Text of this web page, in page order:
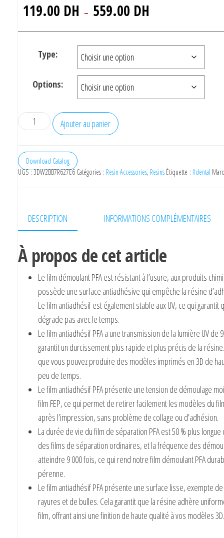
119.00 DH – 559.00 DH
prix :
119.00 DH
559.00 DH
Type:
Options:
Ajouter au panier
Download Catalog
UGS :3DW2BB7R627E6 Catégories : Resin Accessories, Resins Étiquette : #dental
DESCRIPTION INFORMATIONS COMPLÉMENTAIRES
À propos de cet article
Le film démoulant PFA est résistant à l’usure, aux produits
possède une surface antiadhésive qui empêche la résine
Le film antiadhésif est également stable aux UV, ce qui garantit
dégrade pas avec le temps.
Le film antiadhésif PFA a une transmission de la lumière UV de
garantit un durcissement plus rapide et plus précis de la
que vous pouvez produire des modèles imprimés en 3D de
peu de temps.
Le film antiadhésif PFA présente une tension de démoulage
film FEP, ce qui permet de retirer facilement les modèles du
après l’impression, sans problème de collage ou d’adhésion.
La durée de vie du film de séparation PFA est 50 % plus
des films de séparation ordinaires, et la fréquence des
atteindre 9 000 fois, ce qui rend notre film démoulant PFA
pérenne.
Le film antiadhésif PFA présente une surface lisse, exempte
rayures et de bulles. Cela garantit que la résine adhère
film, offrant ainsi une finition de haute qualité à vos modèles 3D.